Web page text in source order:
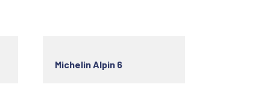
Michelin Alpin 6